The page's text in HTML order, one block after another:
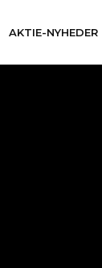
AKTIE-NYHEDER